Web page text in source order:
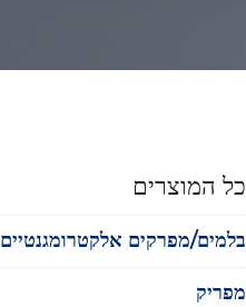
כל המוצרים
בלמים/מפרקים אלקטרומגנטיים
מפריק